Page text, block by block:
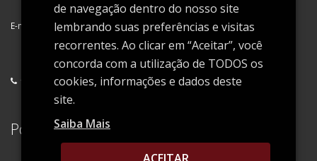
E-mail OK
+55 (11) 5591-3200 info@giantcargo.com.br
Política de Privacidade
de navegação dentro do nosso site
lembrando suas preferências e visitas
recorrentes. Ao clicar em “Aceitar”, você
concorda com a utilização de TODOS os
cookies, informações e dados deste
site.
Saiba Mais